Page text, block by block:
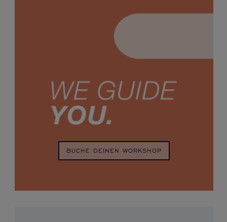
BUCHE DEINEN WORKSHOP